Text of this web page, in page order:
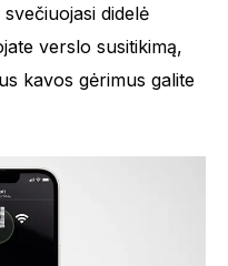
didelė
verslo susitikimą,
kavos gėrimus galite